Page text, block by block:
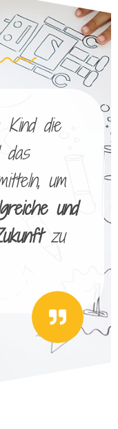
die
das
um
und
zu